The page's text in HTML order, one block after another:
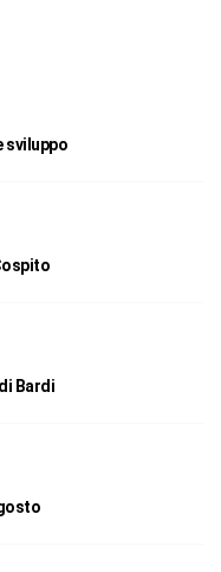
sviluppo
Bardi